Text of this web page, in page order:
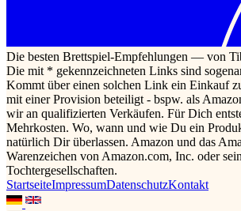
Die besten Brettspiel-Empfehlungen — von
Die mit * gekennzeichneten Links sind
Kommt über einen solchen Link ein Einkauf
mit einer Provision beteiligt - bspw. als
wir an qualifizierten Verkäufen. Für Dich
Mehrkosten. Wo, wann und wie Du ein
natürlich Dir überlassen. Amazon und das
Warenzeichen von Amazon.com, Inc. oder
Tochtergesellschaften.
StartseiteImpressumDatenschutzKontakt